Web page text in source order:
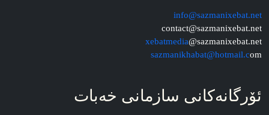
info@sazmanixebat.net
contact@sazmanixebat.net
xebatmedia@sazmanixebat.net
sazmanikhabat@hotmail.com
ئۆرگانه‌کانی سازمانی خه‌بات